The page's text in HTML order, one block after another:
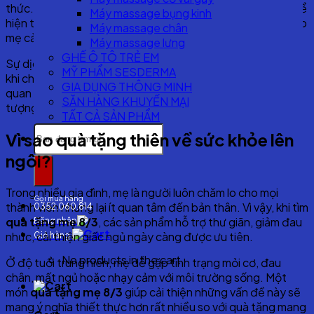
Máy massage bụng kinh
Máy massage chân
Máy massage lưng
GHẾ Ô TÔ TRẺ EM
MỸ PHẨM SESDERMA
GIA DỤNG THÔNG MINH
SĂN HÀNG KHUYẾN MẠI
TẤT CẢ SẢN PHẨM
Search
for:
Gọi mua hàng
0352.060.814
Đăng nhập
Giỏ hàng
No products in the cart.
thức. Lựa chọn
quà tặng mẹ 8/3giờ đây không chỉ để thể
hiện tình cảm mà còn hướng đến giá trị sử dụng lâu dài, giúp
mẹ cải thiện chất lượng cuộc sống mỗi ngày.
Sự dịch chuyển này phản ánh xu hướng tiêu dùng hiện đại:
khi chọnquà tặng mẹ 8/3, con cái mong muốn trao đi sự
quan tâm thiết thực thay vì những món đồ chỉ mang tính
tượng trưng.
Vì sao quà tặng thiên về sức khỏe lên
ngôi?
Trong nhiều gia đình, mẹ là người luôn chăm lo cho mọi
thành viên nhưng lại ít quan tâm đến bản thân. Vì vậy, khi tìm
quà tặng mẹ 8/3, các sản phẩm hỗ trợ thư giãn, giảm đau
nhức, cải thiện giấc ngủ ngày càng được ưu tiên.
Ở độ tuổi trung niên, mẹ dễ gặp tình trạng mỏi cơ, đau
chân, mất ngủ hoặc nhạy cảm với môi trường sống. Một
món quà tặng mẹ 8/3giúp cải thiện những vấn đề này sẽ
mang ý nghĩa thiết thực hơn rất nhiều so với quà tặng mang